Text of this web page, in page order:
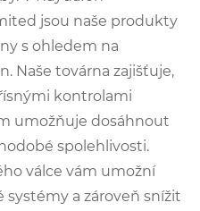
jsou naše produkty
s ohledem na
Naše továrna zajišťuje,
kontrolami
umožňuje dosáhnout
spolehlivosti.
válce vám umožní
a zároveň snížit